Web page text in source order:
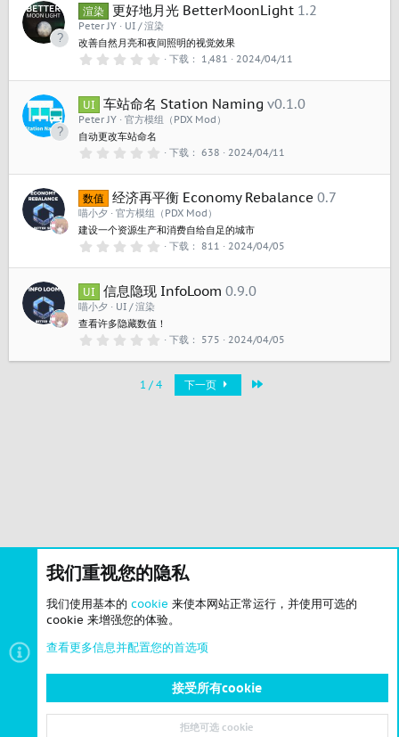
星
渲染 更好地月光 BetterMoonLight 1.2
Peter JY
UI / 渲染
改善自然月亮和夜间照明的视觉效果
0
0
星
下载 1,481 2024/04/11
UI 车站命名 Station Naming v0.1.0
Peter JY
官方模组（PDX Mod）
自动更改车站命名
0
0
星
下载 638 2024/04/11
数值 经济再平衡 Economy Rebalance 0.7
喵小夕
官方模组（PDX Mod）
建设一个资源生产和消费自给自足的城市
0
0
星
下载 811 2024/04/05
UI 信息隐现 InfoLoom 0.9.0
喵小夕
UI / 渲染
查看许多隐藏数值！
0
0
星
下载 575 2024/04/05
1 / 4 下一页 最近
我们重视您的隐私
我们使用基本的 cookie 来使本网站正常运行，并使用可选的
cookie 来增强您的体验。
查看更多信息并配置您的首选项
接受所有cookie
拒绝可选 cookie